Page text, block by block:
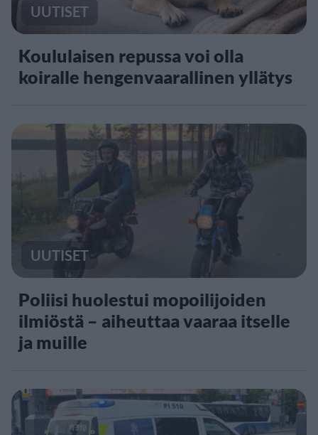
UUTISET
Koululaisen repussa voi olla
koiralle hengenvaarallinen yllätys
UUTISET
Poliisi huolestui mopoilijoiden
ilmiöstä – aiheuttaa vaaraa itselle
ja muille